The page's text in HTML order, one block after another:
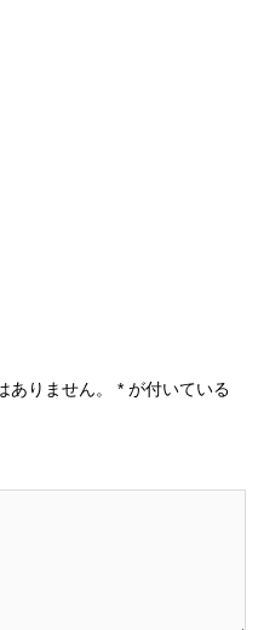
ありません。 * が付いている